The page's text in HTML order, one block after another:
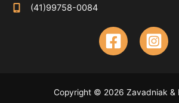
(41)99758-0084
Copyright © 2026 Zavadniak &